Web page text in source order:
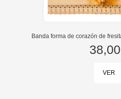
Banda forma de corazón de
VER